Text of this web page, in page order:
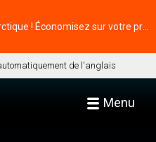
de l'anglais
Menu